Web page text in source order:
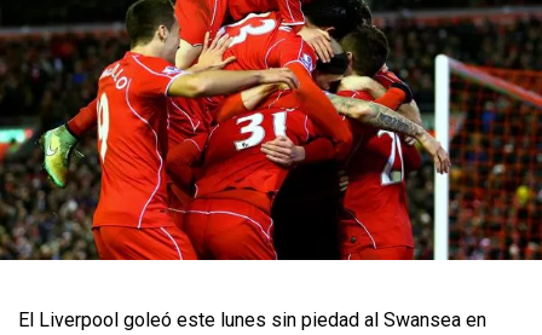
El Liverpool goleó este lunes sin piedad al Swansea en